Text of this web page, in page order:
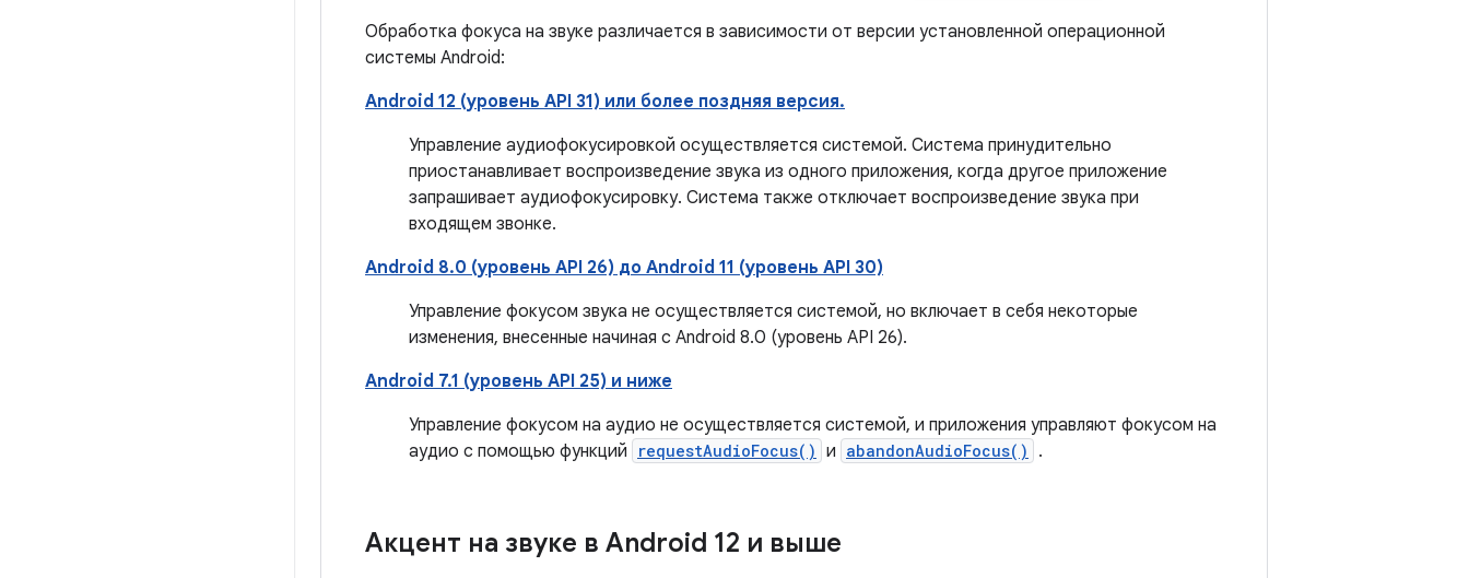
Обработка фокуса на звуке различается в зависимости от версии установленной операционной
системы Android:
Android 12 (уровень API 31) или более поздняя версия.
Управление аудиофокусировкой осуществляется системой. Система принудительно
приостанавливает воспроизведение звука из одного приложения, когда другое приложение
запрашивает аудиофокусировку. Система также отключает воспроизведение звука при
входящем звонке.
Android 8.0 (уровень API 26) до Android 11 (уровень API 30)
Управление фокусом звука не осуществляется системой, но включает в себя некоторые
изменения, внесенные начиная с Android 8.0 (уровень API 26).
Android 7.1 (уровень API 25) и ниже
Управление фокусом на аудио не осуществляется системой, и приложения управляют фокусом на
аудио с помощью функций
requestAudioFocus() и abandonAudioFocus() .
Акцент на звуке в Android 12 и выше